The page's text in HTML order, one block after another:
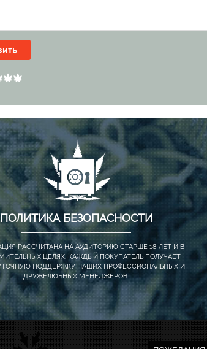
ПОЛИТИКА БЕЗОПАСНОСТИ
РАССЧИТАНА НА АУДИТОРИЮ СТАРШЕ 18 ЛЕТ И В
ЦЕЛЯХ. КАЖДЫЙ ПОКУПАТЕЛЬ ПОЛУЧАЕТ
ПОДДЕРЖКУ НАШИХ ПРОФЕССИОНАЛЬНЫХ И
ДРУЖЕЛЮБНЫХ МЕНЕДЖЕРОВ.